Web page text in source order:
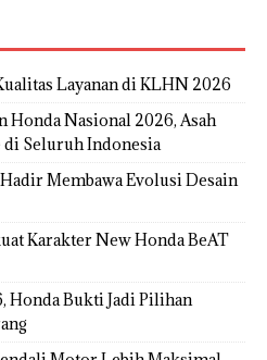
Layanan di KLHN 2026
Honda Nasional 2026, Asah
di Seluruh Indonesia
Membawa Evolusi Desain
Karakter New Honda BeAT
Honda Bukti Jadi Pilihan